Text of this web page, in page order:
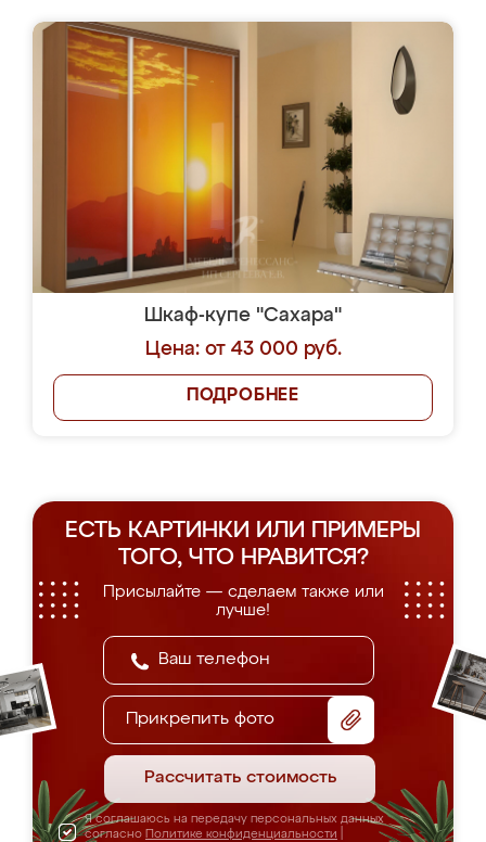
Шкаф-купе "Сахара"
Цена: от 43 000 руб.
ПОДРОБНЕЕ
ЕСТЬ КАРТИНКИ ИЛИ ПРИМЕРЫ
ТОГО, ЧТО НРАВИТСЯ?
Присылайте — сделаем также или
лучше!
Прикрепить фото
Рассчитать стоимость
Я соглашаюсь на передачу персональных данных
согласно Политике конфиденциальности